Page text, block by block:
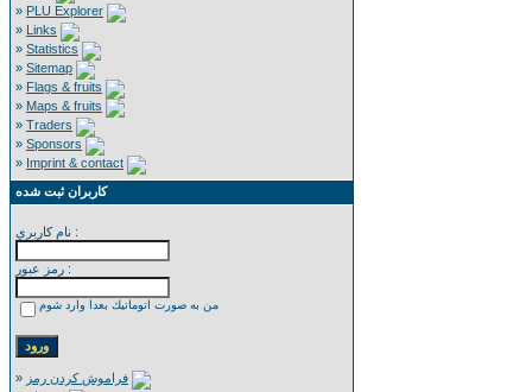
» PLU Explorer
» Links
» Statistics
» Sitemap
» Flags & fruits
» Maps & fruits
» Traders
» Sponsors
» Imprint & contact
كاربران ثبت شده
نام كاربري :
رمز عبور :
من به صورت اتوماتيك بعدا وارد شوم
» فراموش كردن رمز